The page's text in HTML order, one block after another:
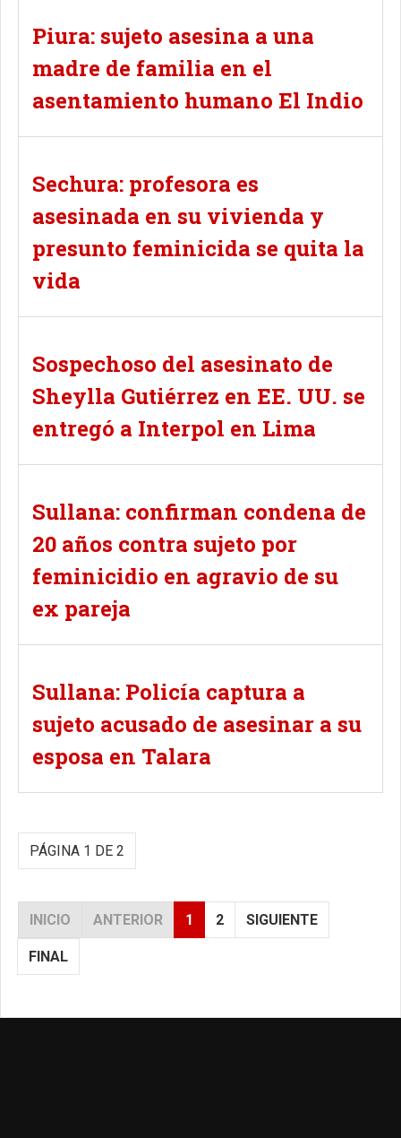
Piura: sujeto asesina a una
madre de familia en el
asentamiento humano El Indio
Sechura: profesora es
asesinada en su vivienda y
presunto feminicida se quita la
vida
Sospechoso del asesinato de
Sheylla Gutiérrez en EE. UU. se
entregó a Interpol en Lima
Sullana: confirman condena de
20 años contra sujeto por
feminicidio en agravio de su
ex pareja
Sullana: Policía captura a
sujeto acusado de asesinar a su
esposa en Talara
PÁGINA 1 DE 2
INICIO ANTERIOR 1 2 SIGUIENTE
FINAL